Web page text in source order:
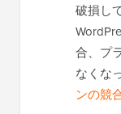
破損し
合、プ
なくな
ンの競